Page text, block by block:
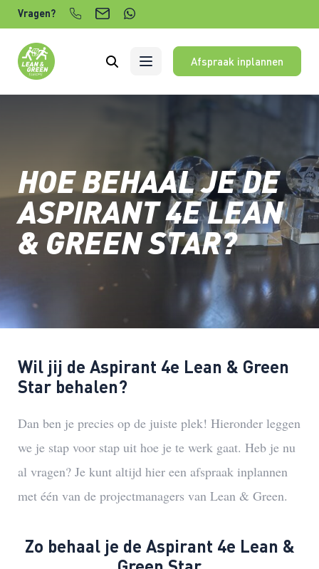
Verder naar content
Vragen?
Afspraak inplannen
HOE BEHAAL JE DE
ASPIRANT 4E LEAN
& GREEN STAR?
Wil jij de Aspirant 4e Lean & Green
Star behalen?
Dan ben je precies op de juiste plek! Hieronder leggen
we je stap voor stap uit hoe je te werk gaat. Heb je nu
al vragen? Je kunt altijd hier een afspraak inplannen
met één van de projectmanagers van Lean & Green.
Zo behaal je de Aspirant 4e Lean &